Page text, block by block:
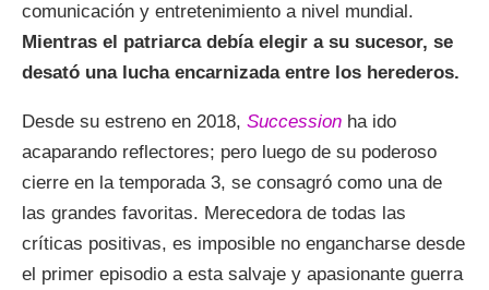
comunicación y entretenimiento a nivel mundial.
Mientras el patriarca debía elegir a su sucesor, se
desató una lucha encarnizada entre los herederos.
Desde su estreno en 2018, Succession ha ido
acaparando reflectores; pero luego de su poderoso
cierre en la temporada 3, se consagró como una de
las grandes favoritas. Merecedora de todas las
críticas positivas, es imposible no engancharse desde
el primer episodio a esta salvaje y apasionante guerra